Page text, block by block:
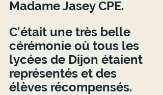
Madame Jasey CPE.
C'était une très belle
cérémonie où tous les
lycées de Dijon étaient
représentés et des
élèves récompensés.